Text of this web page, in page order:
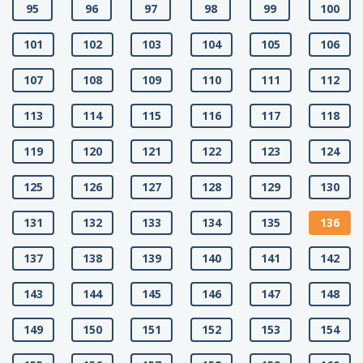
95 96 97 98 99 100
101 102 103 104 105 106
107 108 109 110 111 112
113 114 115 116 117 118
119 120 121 122 123 124
125 126 127 128 129 130
131 132 133 134 135 136
137 138 139 140 141 142
143 144 145 146 147 148
149 150 151 152 153 154